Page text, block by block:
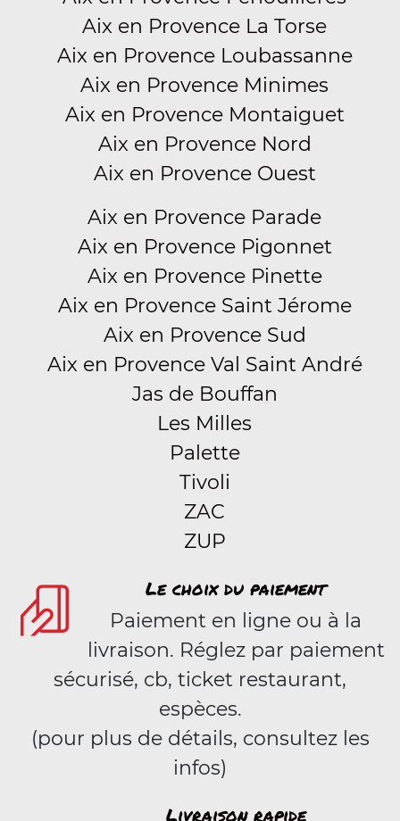
Aix en Provence La Torse
Aix en Provence Loubassanne
Aix en Provence Minimes
Aix en Provence Montaiguet
Aix en Provence Nord
Aix en Provence Ouest
Aix en Provence Parade
Aix en Provence Pigonnet
Aix en Provence Pinette
Aix en Provence Saint Jérome
Aix en Provence Sud
Aix en Provence Val Saint André
Jas de Bouffan
Les Milles
Palette
Tivoli
ZAC
ZUP
Le choix du paiement
Paiement en ligne ou à la
livraison. Réglez par paiement
sécurisé, cb, ticket restaurant,
espèces.
(pour plus de détails, consultez les
infos)
Livraison rapide